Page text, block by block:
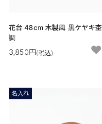
花台 48cm 木製風 黒ケヤキ杢
調
3,850円(税込)
名入れ